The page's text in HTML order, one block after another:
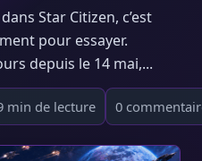
Star Citizen, c’est
pour essayer.
depuis le 14 mai,...
min de lecture 0